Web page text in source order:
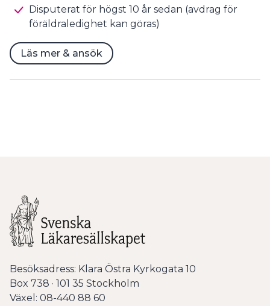
Disputerat för högst 10 år sedan (avdrag för
föräldraledighet kan göras)
Läs mer & ansök
Besöksadress: Klara Östra Kyrkogata 10
Box 738 · 101 35 Stockholm
Växel: 08-440 88 60